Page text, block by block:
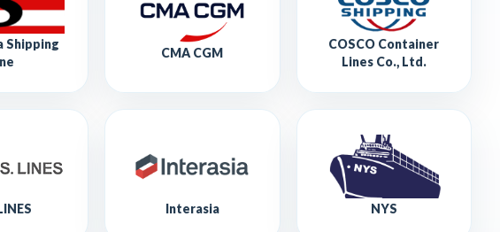
Shipping
CMA CGM
COSCO Container
Lines Co., Ltd.
Interasia NYS